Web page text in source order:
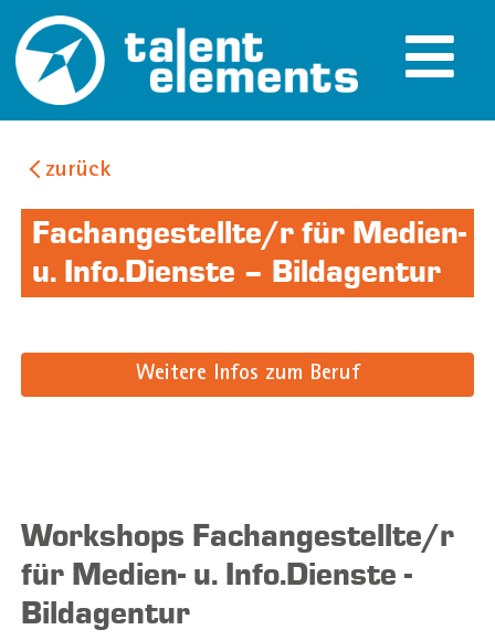
zurück
Fachangestellte/r für Medien-
u. Info.Dienste – Bildagentur
Weitere Infos zum Beruf
Workshops Fachangestellte/r
für Medien- u. Info.Dienste -
Bildagentur